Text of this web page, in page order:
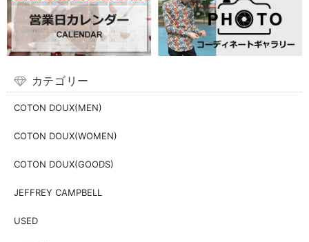
カテゴリー
COTON DOUX(MEN)
COTON DOUX(WOMEN)
COTON DOUX(GOODS)
JEFFREY CAMPBELL
USED